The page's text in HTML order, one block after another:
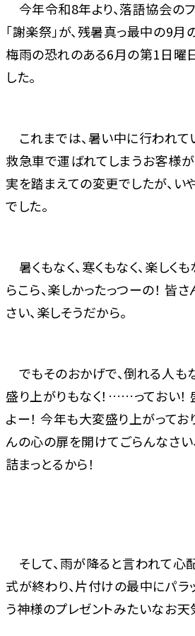
今年令和8年より、落語協会の
「謝楽祭」が、残暑真っ最中の9
梅雨の恐れのある6月の第1日曜
した。
これまでは、暑い中に行われて
救急車で運ばれてしまうお客様
実を踏まえての変更でしたが、
でした。
暑くもなく、寒くもなく、楽しくも
らこら、楽しかったっつーの！ 皆
さい、楽しそうだから。
でもそのおかげで、倒れる人もな
盛り上がりもなく！……っておい！
よー！ 今年も大変盛り上がってお
んの心の扉を開けてごらんなさ
詰まっとるから！
そして、雨が降ると言われて心
式が終わり、片付けの最中にパラ
う神様のプレゼントみたいなお天